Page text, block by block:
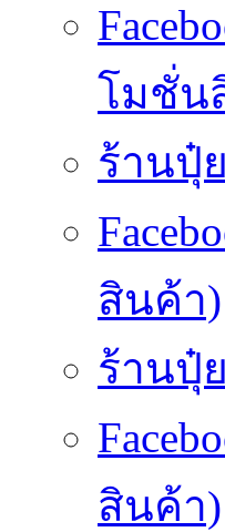
โมชั่น
ร้านปุ๋
สินค้า)
ร้านปุ๋
สินค้า)